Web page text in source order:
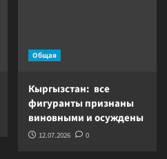
Общая
Кыргызстан: все
фигуранты признаны
виновными и осуждены
12.07.2026 0